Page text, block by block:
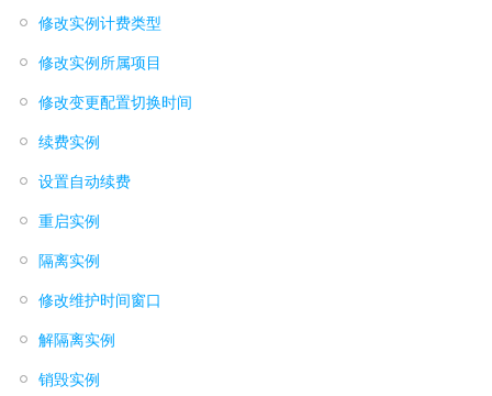
修改实例计费类型
修改实例所属项目
修改变更配置切换时间
续费实例
设置自动续费
重启实例
隔离实例
修改维护时间窗口
解隔离实例
销毁实例